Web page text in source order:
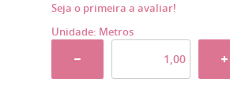
Seja o primeira a avaliar!
Unidade: Metros